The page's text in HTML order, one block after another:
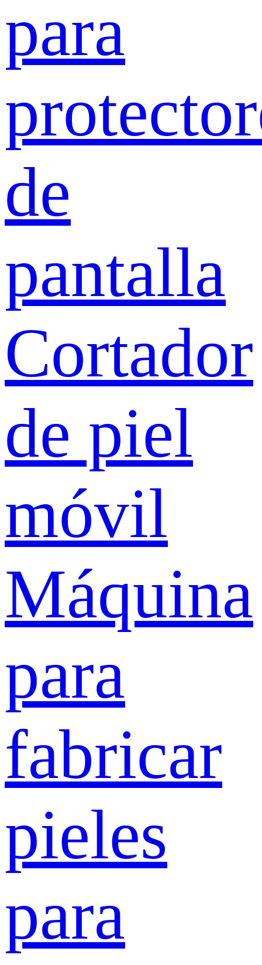
para
de
pantalla
Cortador
de piel
móvil
Máquina
para
fabricar
pieles
para